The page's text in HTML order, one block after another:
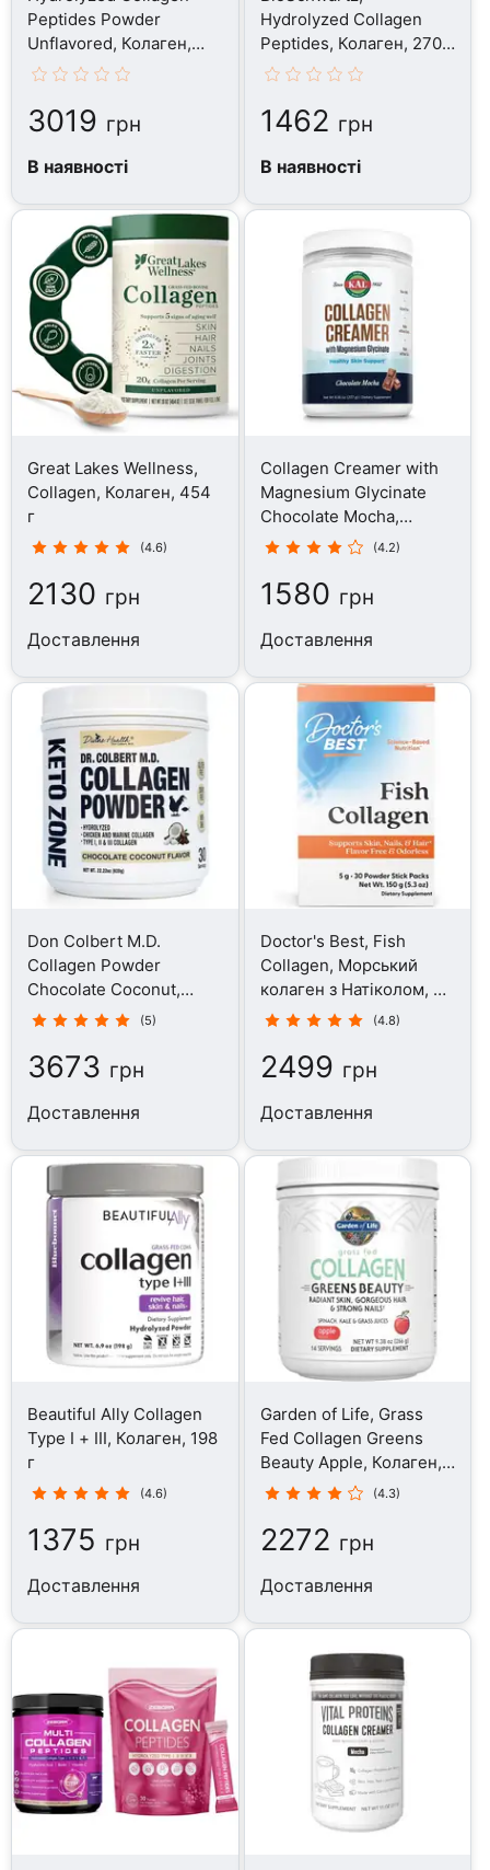
Peptides Powder
Unflavored, Колаген,
500 г
3019 грн
В наявності
Hydrolyzed Collagen
Peptides, Колаген, 270
таблеток
1462 грн
В наявності
Great Lakes Wellness,
Collagen, Колаген, 454
г
(4.6)
2130 грн
Доставлення
Collagen Creamer with
Magnesium Glycinate
Chocolate Mocha,
Колаген, 237 г(4.2)
1580 грн
Доставлення
Don Colbert M.D.
Collagen Powder
Chocolate Coconut,
Колаген, 630 г(5)
3673 грн
Доставлення
Doctor's Best, Fish
Collagen, Морський
колаген з Натіколом, 30
стіків
(4.8)
2499 грн
Доставлення
Beautiful Ally Collagen
Type I + III, Колаген, 198
г
(4.6)
1375 грн
Доставлення
Garden of Life, Grass
Fed Collagen Greens
Beauty Apple, Колаген,
266 г
(4.3)
2272 грн
Доставлення